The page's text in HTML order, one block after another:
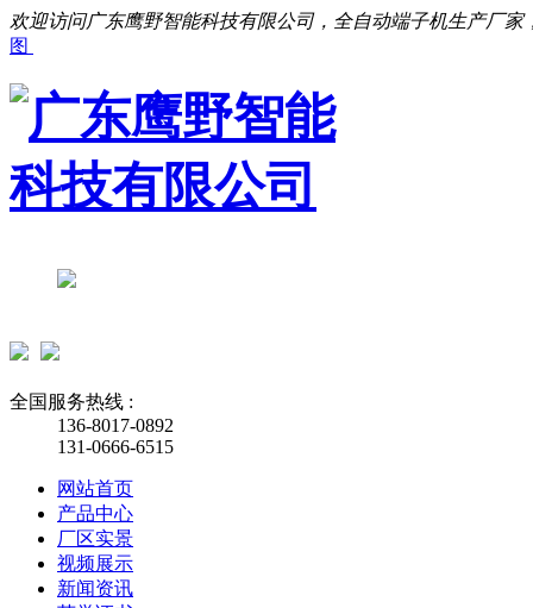
欢迎访问广东鹰野智能科技有限公司，全自动端子机生产厂家
图
全国服务热线 :
136-8017-0892
131-0666-6515
网站首页
产品中心
厂区实景
视频展示
新闻资讯